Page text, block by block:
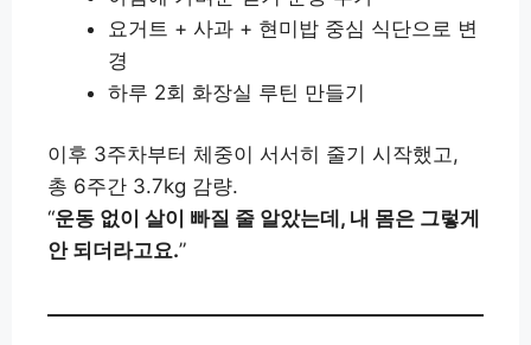
요거트 + 사과 + 현미밥 중심 식단으로 변
경
하루 2회 화장실 루틴 만들기
이후 3주차부터 체중이 서서히 줄기 시작했고,
총 6주간 3.7kg 감량.
“운동 없이 살이 빠질 줄 알았는데, 내 몸은 그렇게
안 되더라고요.”